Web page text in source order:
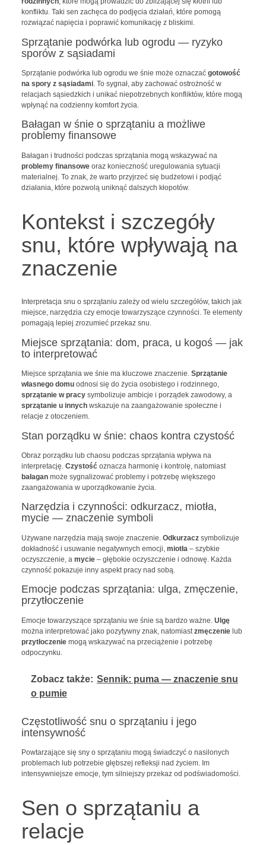
konfliktu. Taki sen zachęca do podjęcia działań, które pomogą
rozwiązać napięcia i poprawić komunikację z bliskimi.
Sprzątanie podwórka lub ogrodu — ryzyko
sporów z sąsiadami
Sprzątanie podwórka lub ogrodu we śnie może oznaczać gotowość
na spory z sąsiadami. To sygnał, aby zachować ostrożność w
relacjach sąsiedzkich i unikać niepotrzebnych konfliktów, które mogą
wpłynąć na codzienny komfort życia.
Bałagan w śnie o sprzątaniu a możliwe
problemy finansowe
Bałagan i trudności podczas sprzątania mogą wskazywać na
problemy finansoweoraz konieczność uregulowania sytuacji
materialnej. To znak, że warto przyjrzeć się budżetowi i podjąć
działania, które pozwolą uniknąć dalszych kłopotów.
Kontekst i szczegóły
snu, które wpływają na
znaczenie
Interpretacja snu o sprzątaniu zależy od wielu szczegółów, takich jak
miejsce, narzędzia czy emocje towarzyszące czynności. Te elementy
pomagają lepiej zrozumieć przekaz snu.
Miejsce sprzątania: dom, praca, u kogoś — jak
to interpretować
Miejsce sprzątania we śnie ma kluczowe znaczenie. Sprzątanie
własnego domuodnosi się do życia osobistego i rodzinnego,
sprzątanie w pracysymbolizuje ambicje i porządek zawodowy, a
sprzątanie u innychwskazuje na zaangażowanie społeczne i
relacje z otoczeniem.
Stan porządku w śnie: chaos kontra czystość
Obraz porządku lub chaosu podczas sprzątania wpływa na
interpretację. Czystośćoznacza harmonię i kontrolę, natomiast
bałaganmoże sygnalizować problemy i potrzebę większego
zaangażowania w uporządkowanie życia.
Narzędzia i czynności: odkurzacz, miotła,
mycie — znaczenie symboli
Używane narzędzia mają swoje znaczenie. Odkurzaczsymbolizuje
dokładność i usuwanie negatywnych emocji, miotła – szybkie
oczyszczenie, a mycie– głębokie oczyszczenie i odnowę. Każda
czynność pokazuje inny aspekt pracy nad sobą.
Emocje podczas sprzątania: ulga, zmęczenie,
przytłoczenie
Emocje towarzyszące sprzątaniu we śnie są bardzo ważne. Ulgę
można interpretować jako pozytywny znak, natomiast zmęczenielub
przytłoczeniemogą wskazywać na przeciążenie i potrzebę
odpoczynku.
Zobacz także: Sennik: puma — znaczenie snu
o pumie
Częstotliwość snu o sprzątaniu i jego
intensywność
Powtarzające się sny o sprzątaniu mogą świadczyć o nasilonych
problemach lub potrzebie głębszej refleksji nad życiem. Im
intensywniejsze emocje, tym silniejszy przekaz od podświadomości.
Sen o sprzątaniu a
relacje